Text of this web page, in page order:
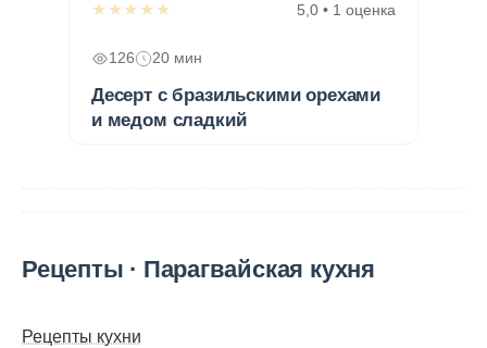
★★★★★ 5,0 • 1 оценка
126 20 мин
Десерт с бразильскими орехами
и медом сладкий
Рецепты · Парагвайская кухня
Рецепты кухни